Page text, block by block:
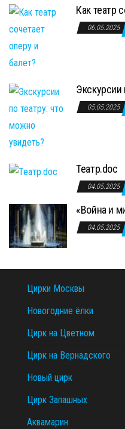
Как театр
06.05.2025
Экскурсии
05.05.2025
Театр.doc
04.05.2025
«Война и
04.05.2025
Цирки Москвы
Новогодние ёлки
Цирк на Цветном
Цирк на Вернадского
Новый цирк
Цирк Запашных
Аквамарин